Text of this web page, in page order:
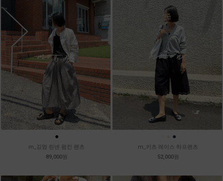
●
m_깅엄 린넨 펌킨 팬츠
89,000원
●
m_키츠 레이스 하프팬츠
52,000원